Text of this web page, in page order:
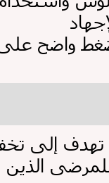
إلى
الذين